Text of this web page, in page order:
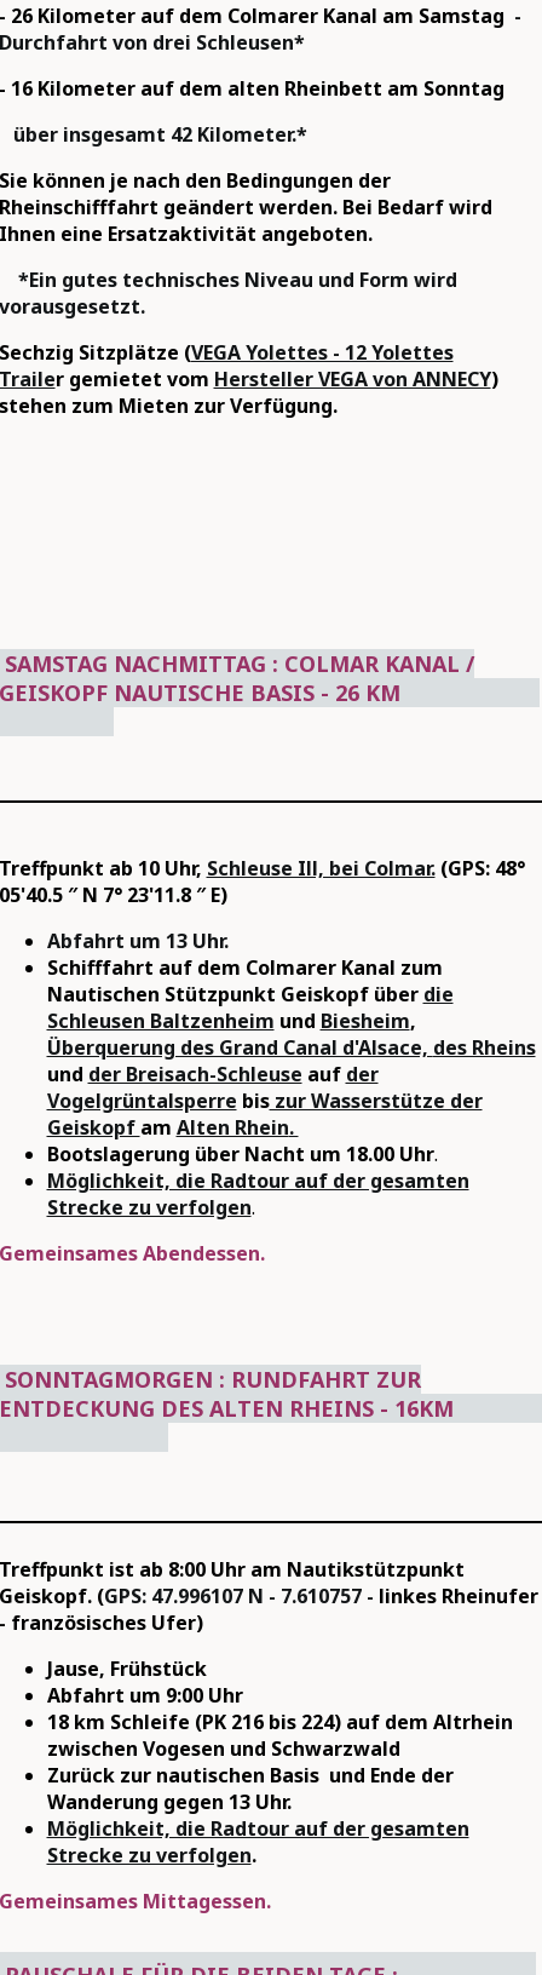
26 Kilometer auf dem Colmarer Kanal am Samstag -
von drei Schleusen*
16 Kilometer auf dem alten Rheinbett am Sonntag
insgesamt 42 Kilometer.*
können je nach den Bedingungen der
geändert werden. Bei Bedarf wird
eine Ersatzaktivität angeboten.
gutes technisches Niveau und Form wird
Sitzplätze (VEGA Yolettes - 12 Yolettes
r gemietet vom Hersteller VEGA von ANNECY)
zum Mieten zur Verfügung.
NACHMITTAG : COLMAR KANAL /
NAUTISCHE BASIS - 26 KM
ab 10 Uhr, Schleuse Ill, bei Colmar.(GPS: 48°
″ N 7° 23'11.8 ″ E)
Abfahrt um 13 Uhr.
Schifffahrt auf dem Colmarer Kanal zum
Nautischen Stützpunkt Geiskopf über die
Schleusen Baltzenheim und Biesheim,
Überquerung des Grand Canal d'Alsace, des Rheins
und der Breisach-Schleuse auf der
Vogelgrüntalsperre biszur Wasserstütze der
Geiskopf am Alten Rhein.
Bootslagerung über Nacht um 18.00 Uhr.
Möglichkeit, die Radtour auf der gesamten
Strecke zu verfolgen.
Abendessen.
: RUNDFAHRT ZUR
DES ALTEN RHEINS -
ist ab 8:00 Uhr am Nautikstützpunkt
(GPS: 47.996107 N - 7.610757 - linkes Rheinufer
französisches Ufer)
Jause, Frühstück
Abfahrt um 9:00 Uhr
18 km Schleife (PK 216 bis 224) auf dem Altrhein
zwischen Vogesen und Schwarzwald
Zurück zur nautischen Basis und Ende der
Wanderung gegen 13 Uhr.
Möglichkeit, die Radtour auf der gesamten
Strecke zu verfolgen.
Mittagessen.